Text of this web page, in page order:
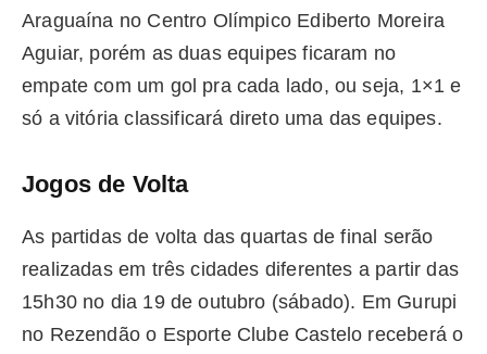
Araguaína no Centro Olímpico Ediberto Moreira
Aguiar, porém as duas equipes ficaram no
empate com um gol pra cada lado, ou seja, 1×1 e
só a vitória classificará direto uma das equipes.
Jogos de Volta
As partidas de volta das quartas de final serão
realizadas em três cidades diferentes a partir das
15h30 no dia 19 de outubro (sábado). Em Gurupi
no Rezendão o Esporte Clube Castelo receberá o